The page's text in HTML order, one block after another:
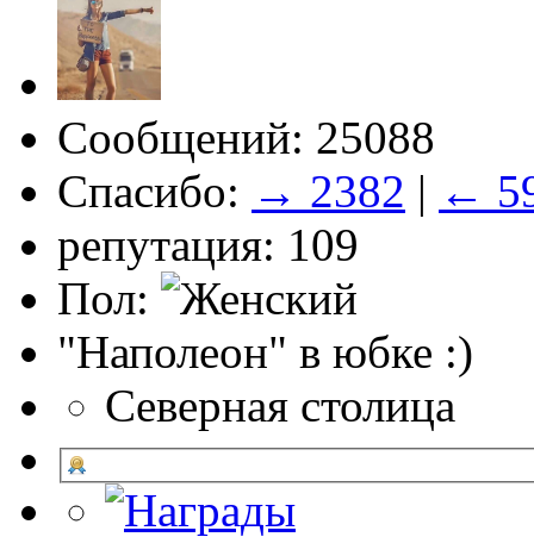
Сообщений: 25088
Спасибо: → 2382 | ←
репутация: 109
Пол:
"Наполеон" в юбке :)
Северная столица